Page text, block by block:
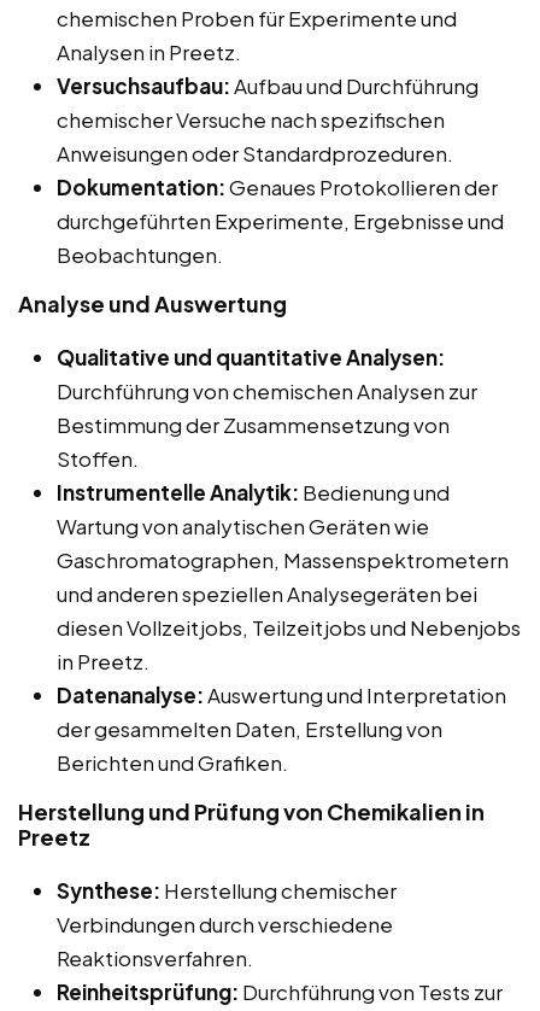
chemischen Proben für Experimente und
Analysen in Preetz.
Versuchsaufbau:Aufbau und Durchführung
chemischer Versuche nach spezifischen
Anweisungen oder Standardprozeduren.
Dokumentation:Genaues Protokollieren der
durchgeführten Experimente, Ergebnisse und
Beobachtungen.
Analyse und Auswertung
Qualitative und quantitative Analysen:
Durchführung von chemischen Analysen zur
Bestimmung der Zusammensetzung von
Stoffen.
Instrumentelle Analytik: Bedienung und
Wartung von analytischen Geräten wie
Gaschromatographen, Massenspektrometern
und anderen speziellen Analysegeräten bei
diesen Vollzeitjobs, Teilzeitjobs und Nebenjobs
in Preetz.
Datenanalyse:Auswertung und Interpretation
der gesammelten Daten, Erstellung von
Berichten und Grafiken.
Herstellung und Prüfung von Chemikalien in
Preetz
Synthese: Herstellung chemischer
Verbindungen durch verschiedene
Reaktionsverfahren.
Reinheitsprüfung: Durchführung von Tests zur